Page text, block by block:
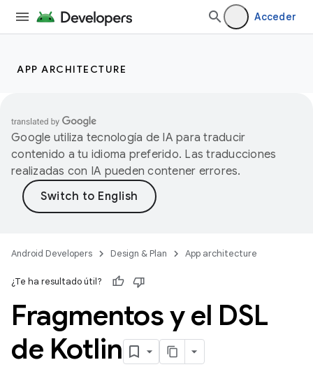
Acceder
APP ARCHITECTURE
Google utiliza tecnología de IA para traducir
contenido a tu idioma preferido. Las traducciones
realizadas con IA pueden contener errores.
Android Developers Design & Plan App architecture
¿Te ha resultado útil?
Fragmentos y el DSL
de Kotlin